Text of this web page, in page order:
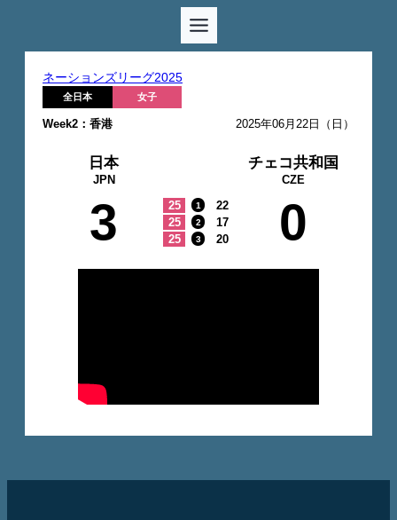
ネーションズリーグ2025
全日本 女子
Week2：香港 2025年06月22日（日）
日本
JPN
チェコ共和国
CZE
3 25 1
22
25
2
17
25
3 20 0